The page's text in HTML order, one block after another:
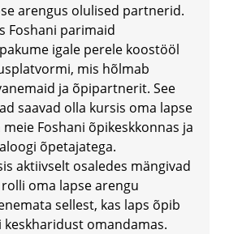
arengus olulised partnerid.
Foshani parimaid
igale perele koostööl
mis hõlmab
ja õpipartnerit. See
saavad olla kursis oma lapse
Foshani õpikeskkonnas ja
õpetajatega.
aktiivselt osaledes mängivad
oma lapse arengu
sellest, kas laps õpib
keskharidust omandamas.